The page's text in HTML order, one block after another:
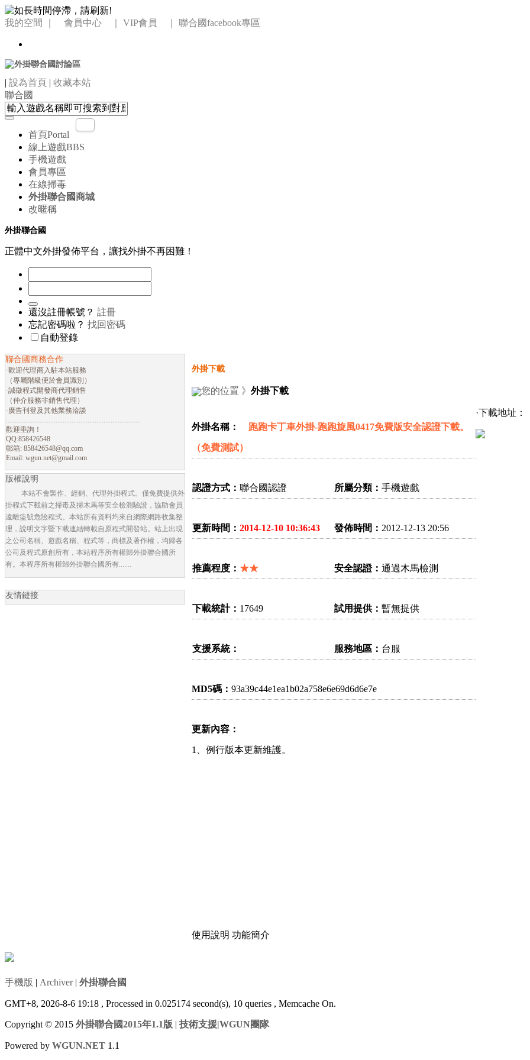
我的空間 ｜ 會員中心 ｜ VIP會員 ｜ 聯合國facebook專區
| 設為首頁 | 收藏本站
聯合國
首頁Portal
線上遊戲BBS
手機遊戲
會員專區
在線掃毒
外掛聯合國商城
改暱稱
外掛聯合國
正體中文外掛發佈平台，讓找外掛不再困難！
還沒註冊帳號？ 註冊
忘記密碼啦？ 找回密碼
自動登錄
聯合國商務合作
·歡迎代理商入駐本站服務
（專屬階級便於會員識別）
·誠徵程式開發商代理銷售
（仲介服務非銷售代理）
·廣告刊登及其他業務洽談
歡迎垂詢！
QQ:858426548
郵箱: 858426548@qq.com
Email: wgun.net@gmail.com
版權說明
本站不會製作、經銷、代理外掛程式。僅免費提供外
掛程式下載前之掃毒及掃木馬等安全檢測驗證，協助會員
遠離盜號危險程式。本站所有資料均來自網際網路收集整
理，說明文字暨下載連結轉載自原程式開發站。站上出現
之公司名稱、遊戲名稱、程式等，商標及著作權，均歸各
公司及程式原創所有，本站程序所有權歸外掛聯合國所
有。本程序所有權歸外掛聯合國所有.......
友情鏈接
外掛下載
您的位置 》外掛下載
外掛名稱： 跑跑卡丁車外掛-跑跑旋風0417免費版安全認證下載。
（免費測試）
認證方式：聯合國認證 所屬分類：手機遊戲
更新時間：2014-12-10 10:36:43 發佈時間： 2012-12-13 20:56
推薦程度：★★ 安全認證：通過木馬檢測
下載統計： 17649 試用提供：暫無提供
支援系統： 服務地區： 台服
MD5碼：93a39c44e1ea1b02a758e6e69d6d6e7e
更新內容：
1、例行版本更新維護。
·下載地址：
使用說明 功能簡介
手機版 | Archiver| 外掛聯合國
GMT+8, 2026-8-6 19:18 , Processed in 0.025174 second(s), 10 queries , Memcache On.
Copyright © 2015 外掛聯合國2015年1.1版 | 技術支援|WGUN團隊
Powered by WGUN.NET 1.1